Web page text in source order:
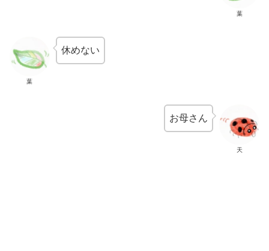
葉
葉
休めない
天
お母さん